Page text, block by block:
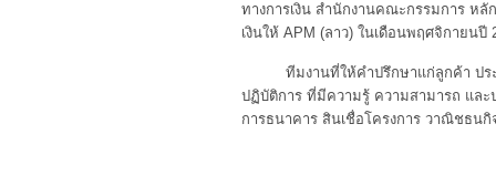
ทางการเงิน สำนักงานคณะกรรมการ ห
เงินให้ APM (ลาว) ในเดือนพฤศจิกายนปี
ทีมงานที่ให้คำปรึกษาแก่ลูกค้า ประก
ปฏิบัติการ ที่มีความรู้ ความสามารถ แล
การธนาคาร สินเชื่อโครงการ วาณิชธน